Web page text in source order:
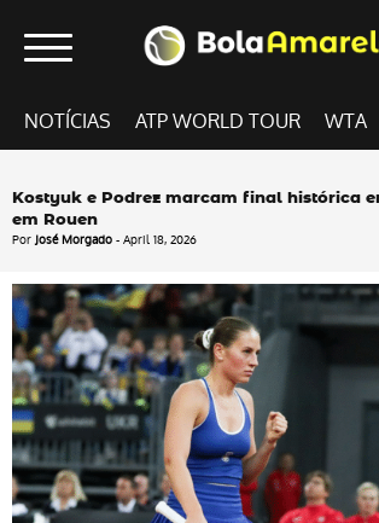
NOTÍCIAS ATP WORLD TOUR WTA
Kostyuk e Podrez marcam final histórica
em Rouen
Por José Morgado - April 18, 2026